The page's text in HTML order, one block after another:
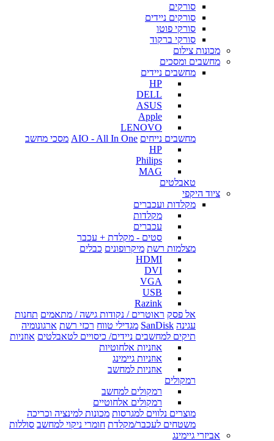
סורקים
סורקים ניידים
סורקי פוטו
סורקי ברקוד
מכונות צילום
מחשבים ומסכים
מחשבים ניידים
HP
DELL
ASUS
Apple
LENOVO
מחשבים נייחים AIO - All In One מסכי מחשב
HP
Philips
MAG
טאבלטים
ציוד היקפי
מקלדות ועכברים
מקלדות
עכברים
סטים - מקלדת + עכבר
מצלמות רשת מיקרופונים כבלים
HDMI
DVI
VGA
USB
Razink
אל פסק ראוטרים / נקודות גישה / מתאמים תחנות
עגינה SanDisk מגדילי טווח רכזי רשת ארגונומיה
תיקים למחשבים ניידים/ כיסויים לטאבלטים אוזניות
אוזניות אלחוטיות
אוזניות גיימינג
אוזניות למחשב
רמקולים
רמקולים למחשב
רמקולים אלחוטיים
מוצרים נלווים למגרסות מכונות למינציה וכריכה
משטחים לעכבר/מקלדת חומרי ניקוי למחשב סוללות
אביזרי גיימינג